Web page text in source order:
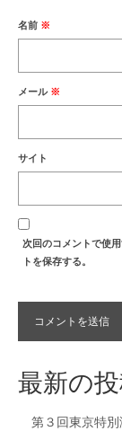
名前 ※
メール ※
サイト
次回のコメントで使
トを保存する。
最新の
第３回東京特